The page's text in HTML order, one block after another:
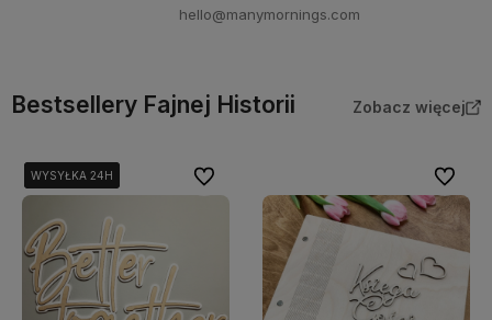
hello@manymornings.com
Bestsellery Fajnej Historii Zobacz więcej
WYSYŁKA 24H
WYSYŁKA 24H
WYSYŁKA 24H Do ulubionych Do